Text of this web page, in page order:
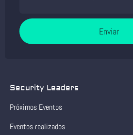
Enviar
Security Leaders
Próximos Eventos
Eventos realizados